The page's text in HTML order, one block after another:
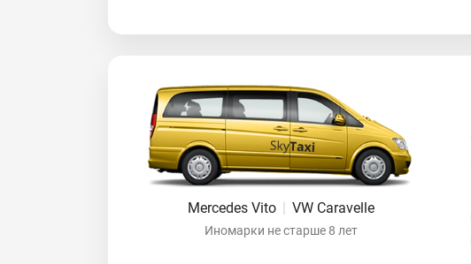
Mercedes Vito | VW Caravelle
Иномарки не старше 8 лет